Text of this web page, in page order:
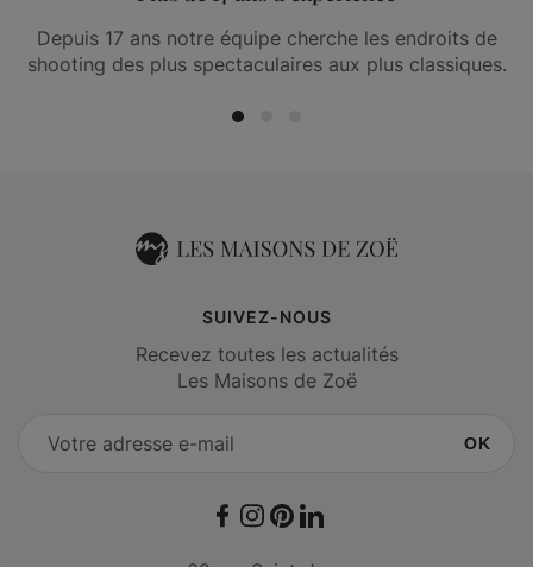
Depuis 17 ans notre équipe cherche les endroits de
shooting des plus spectaculaires aux plus classiques.
SUIVEZ-NOUS
Recevez toutes les actualités
Les Maisons de Zoë
OK